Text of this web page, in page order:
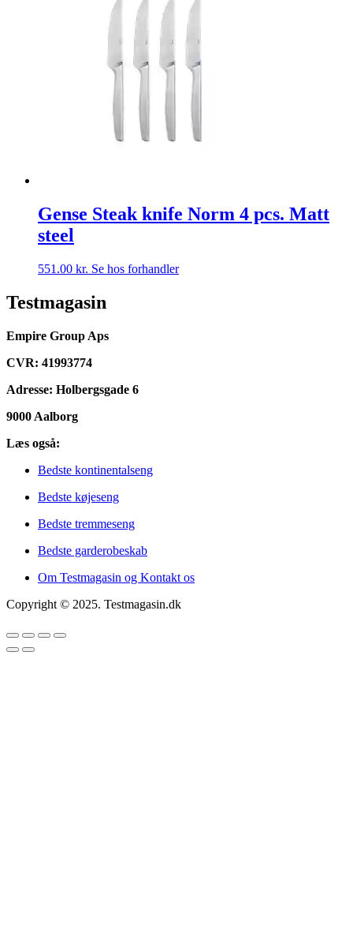
Gense Steak knife Norm 4 pcs. Matt
steel
551.00 kr. Se hos forhandler
Testmagasin
Empire Group Aps
CVR: 41993774
Adresse: Holbergsgade 6
9000 Aalborg
Læs også:
Bedste kontinentalseng
Bedste køjeseng
Bedste tremmeseng
Bedste garderobeskab
Om Testmagasin og Kontakt os
Copyright © 2025. Testmagasin.dk